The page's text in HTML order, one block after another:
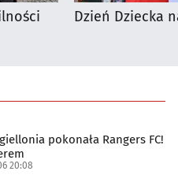
Dzień Dziecka
pokonała Rangers FC!
20:08